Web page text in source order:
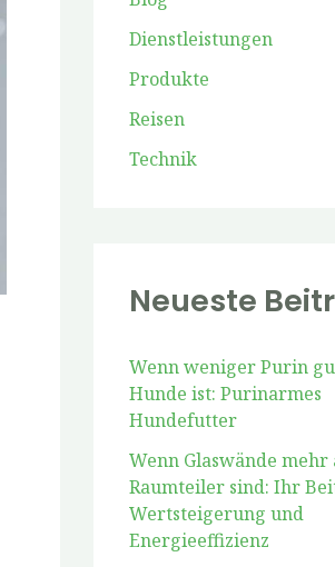
c
Dienstleistungen
Produkte
Reisen
Technik
Neueste
Wenn weniger Purin
Hunde ist: Purinarmes
Hundefutter
Wenn Glaswände mehr
Raumteiler sind: Ihr
Wertsteigerung und
Energieeffizienz